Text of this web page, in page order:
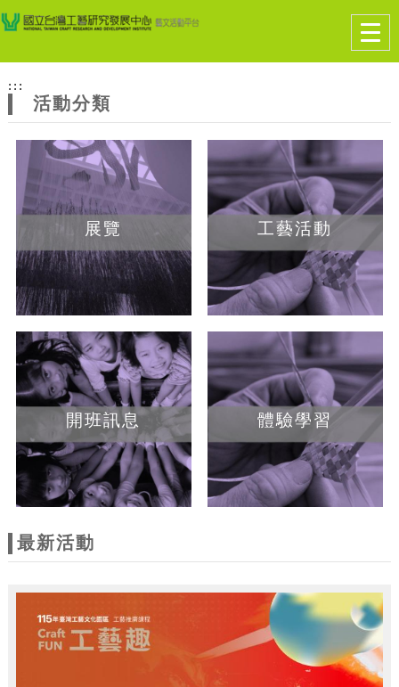
網
站
主
題
跳到主要內容
網站導覽
:::
活動分類
展覽 工藝活動
開班訊息 體驗學習
最新活動